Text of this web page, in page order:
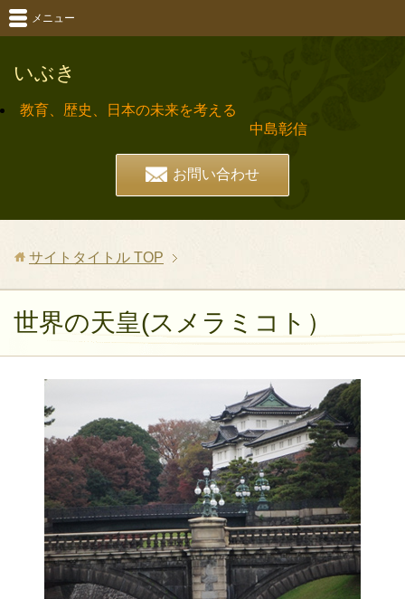
いぶき
教育、歴史、日本の未来を考える
中島彰信
お問い合わせ
メニュー
サイトタイトル TOP
世界の天皇(スメラミコト）